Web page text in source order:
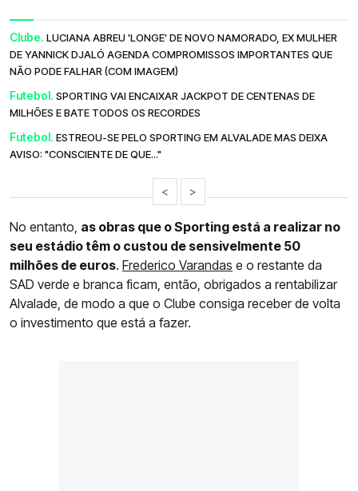
Clube. LUCIANA ABREU 'LONGE' DE NOVO NAMORADO, EX MULHER
DE YANNICK DJALÓ AGENDA COMPROMISSOS IMPORTANTES QUE
NÃO PODE FALHAR (COM IMAGEM)
Futebol. SPORTING VAI ENCAIXAR JACKPOT DE CENTENAS DE
MILHÕES E BATE TODOS OS RECORDES
Futebol. ESTREOU-SE PELO SPORTING EM ALVALADE MAS DEIXA
AVISO: "CONSCIENTE DE QUE..."
< >
No entanto, as obras que o Sporting está a realizar no
seu estádio têm o custou de sensivelmente 50
milhões de euros. Frederico Varandas e o restante da
SAD verde e branca ficam, então, obrigados a rentabilizar
Alvalade, de modo a que o Clube consiga receber de volta
o investimento que está a fazer.